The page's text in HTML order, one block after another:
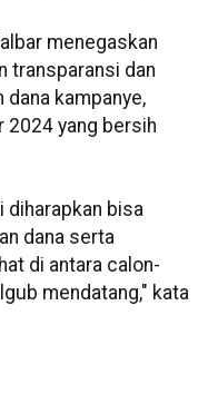
menegaskan
transparansi dan
kampanye,
2024 yang bersih
diharapkan bisa
dana serta
di antara calon-
mendatang," kata